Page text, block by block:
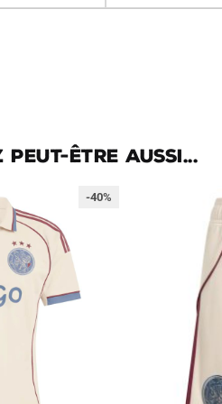
peut-être aussi...
-40%